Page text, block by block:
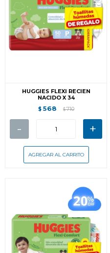
HUGGIES FLEXI RECIEN
NACIDO X 34
$ 568 $ 710
- +